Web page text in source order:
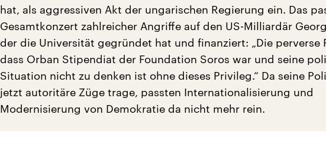
hat, als aggressiven Akt der ungarischen Regierung ein. Das
Gesamtkonzert zahlreicher Angriffe auf den US-Milliardär
der die Universität gegründet hat und finanziert: „Die perverse
dass Orban Stipendiat der Foundation Soros war und seine
Situation nicht zu denken ist ohne dieses Privileg.“ Da seine
jetzt autoritäre Züge trage, passten Internationalisierung und
Modernisierung von Demokratie da nicht mehr rein.